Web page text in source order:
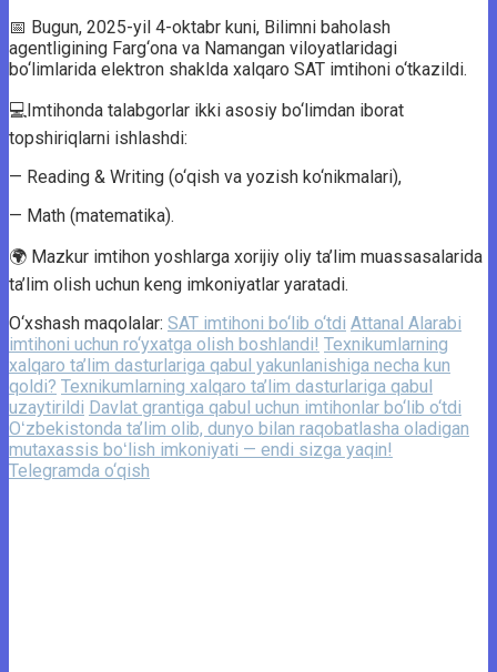
📅 Bugun, 2025-yil 4-oktabr kuni, Bilimni baholash
agentligining Farg‘ona va Namangan viloyatlaridagi
bo‘limlarida elektron shaklda xalqaro SAT imtihoni o‘tkazildi.
💻Imtihonda talabgorlar ikki asosiy bo‘limdan iborat
topshiriqlarni ishlashdi:
— Reading & Writing (o‘qish va yozish ko‘nikmalari),
— Math (matematika).
🌍 Mazkur imtihon yoshlarga xorijiy oliy ta’lim muassasalarida
ta’lim olish uchun keng imkoniyatlar yaratadi.
O‘xshash maqolalar: SAT imtihoni bo‘lib o‘tdi Attanal Alarabi
imtihoni uchun ro‘yxatga olish boshlandi! Texnikumlarning
xalqaro ta’lim dasturlariga qabul yakunlanishiga necha kun
qoldi? Texnikumlarning xalqaro ta’lim dasturlariga qabul
uzaytirildi Davlat grantiga qabul uchun imtihonlar bo‘lib o‘tdi
Oʻzbekistonda ta’lim olib, dunyo bilan raqobatlasha oladigan
mutaxassis boʻlish imkoniyati — endi sizga yaqin!
Telegramda o‘qish